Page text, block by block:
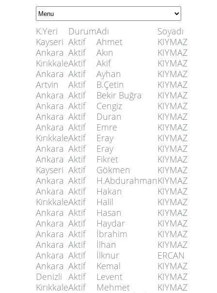
K.Yeri DurumAdı
Soyadı
Kayseri Aktif Ahmet
KIYMAZ
Ankara Aktif Akın
KIYMAZ
KırıkkaleAktif Akif
KIYMAZ
Ankara Aktif Ayhan
KIYMAZ
Artvin
Aktif B.Çetin
KIYMAZ
Ankara Aktif Bekir Buğra
KIYMAZ
Ankara Aktif Cengiz
KIYMAZ
Ankara Aktif Duran
KIYMAZ
Ankara Aktif Emre
KIYMAZ
KırıkkaleAktif Eray
KIYMAZ
Ankara Aktif Eray
KIYMAZ
Ankara Aktif Fikret
KIYMAZ
Kayseri Aktif Gökmen
KIYMAZ
Ankara Aktif H.AbdurahmanKIYMAZ
Ankara Aktif Hakan
KIYMAZ
KırıkkaleAktif Halil
KIYMAZ
Ankara Aktif Hasan
KIYMAZ
Ankara Aktif Haydar
KIYMAZ
Ankara Aktif İbrahim
KIYMAZ
Ankara Aktif İlhan
KIYMAZ
Ankara Aktif İlknur
ERCAN
Ankara Aktif Kemal
KIYMAZ
Denizli Aktif Levent
KIYMAZ
KırıkkaleAktif Mehmet
KIYMAZ